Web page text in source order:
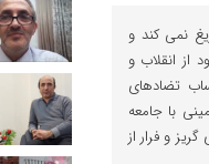
نمی کند و
انقلاب و
تضادهای
با جامعه
و فرار از